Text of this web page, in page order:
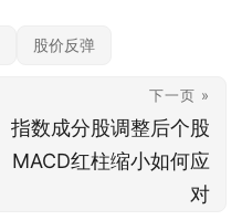
股价反弹
下一页 »
指数成分股调整后个股
MACD红柱缩小如何应
对